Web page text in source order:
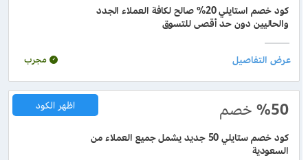
كود خصم استايلي 20% صالح لكافة العملاء الجدد
والحاليين دون حد أقصى للتسوق
مجرب
%50 خصم
كود خصم ستايلي 50 جديد يشمل جميع العملاء من
السعودية
اظهر الكود